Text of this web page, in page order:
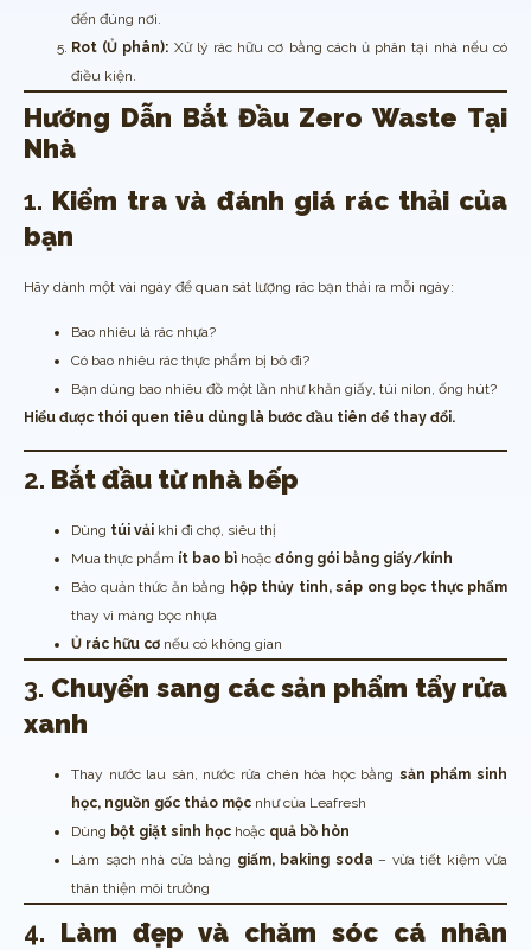
đến đúng nơi.
Rot (Ủ phân): Xử lý rác hữu cơ bằng cách ủ phân tại nhà nếu có
điều kiện.
Hướng Dẫn Bắt Đầu Zero Waste Tại
Nhà
1. Kiểm tra và đánh giá rác thải của
bạn
Hãy dành một vài ngày để quan sát lượng rác bạn thải ra mỗi ngày:
Bao nhiêu là rác nhựa?
Có bao nhiêu rác thực phẩm bị bỏ đi?
Bạn dùng bao nhiêu đồ một lần như khăn giấy, túi nilon, ống hút?
Hiểu được thói quen tiêu dùng là bước đầu tiên để thay đổi.
2. Bắt đầu từ nhà bếp
Dùng túi vải khi đi chợ, siêu thị
Mua thực phẩm ít bao bì hoặc đóng gói bằng giấy/kính
Bảo quản thức ăn bằng hộp thủy tinh, sáp ong bọc thực phẩm
thay vì màng bọc nhựa
Ủ rác hữu cơ nếu có không gian
3. Chuyển sang các sản phẩm tẩy rửa
xanh
Thay nước lau sàn, nước rửa chén hóa học bằng sản phẩm sinh
học, nguồn gốc thảo mộc như của Leafresh
Dùng bột giặt sinh học hoặc quả bồ hòn
Làm sạch nhà cửa bằng giấm, baking soda – vừa tiết kiệm vừa
thân thiện môi trường
4. Làm đẹp và chăm sóc cá nhân